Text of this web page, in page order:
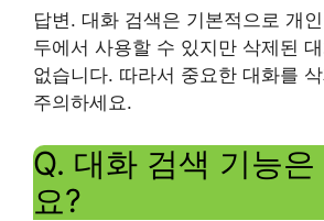
답변. 대화 검색은 기본적으로 개
두에서 사용할 수 있지만 삭제된
없습니다. 따라서 중요한 대화를
주의하세요.
Q. 대화 검색 기능
요?